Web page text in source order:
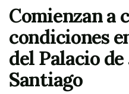
Comienzan a
condiciones
del Palacio
Santiago